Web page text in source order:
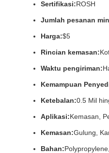
Sertifikasi:ROSH
Jumlah pesanan
Harga:$5
Rincian kemasan:
Waktu pengiriman:
Kemampuan
Ketebalan:0.5 Mil
Aplikasi:Kemasan,
Kemasan:Gulung,
Bahan: